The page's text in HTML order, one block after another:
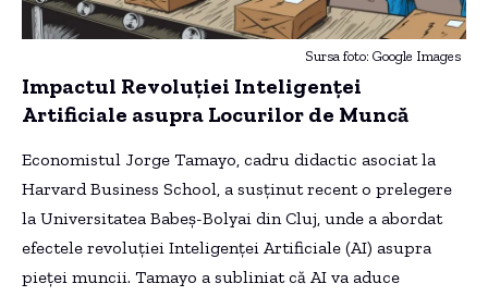
Sursa foto: Google Images
Impactul Revoluției Inteligenței
Artificiale asupra Locurilor de Muncă
Economistul Jorge Tamayo, cadru didactic asociat la
Harvard Business School, a susținut recent o prelegere
la Universitatea Babeș-Bolyai din Cluj, unde a abordat
efectele revoluției Inteligenței Artificiale (AI) asupra
pieței muncii. Tamayo a subliniat că AI va aduce